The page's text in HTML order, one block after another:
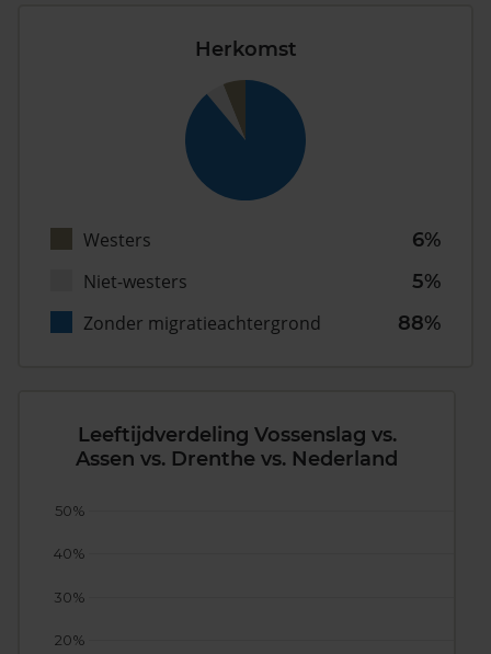
Herkomst
Westers
6%
Niet-westers
5%
Zonder migratieachtergrond
88%
Leeftijdverdeling Vossenslag vs.
Assen vs. Drenthe vs. Nederland
20%
30%
40%
50%